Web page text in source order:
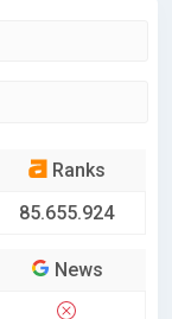
Ranks
85.655.924
News